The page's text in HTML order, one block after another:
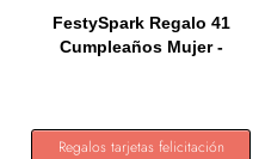
FestySpark Regalo 41
Cumpleaños Mujer -
Regalos tarjetas felicitación